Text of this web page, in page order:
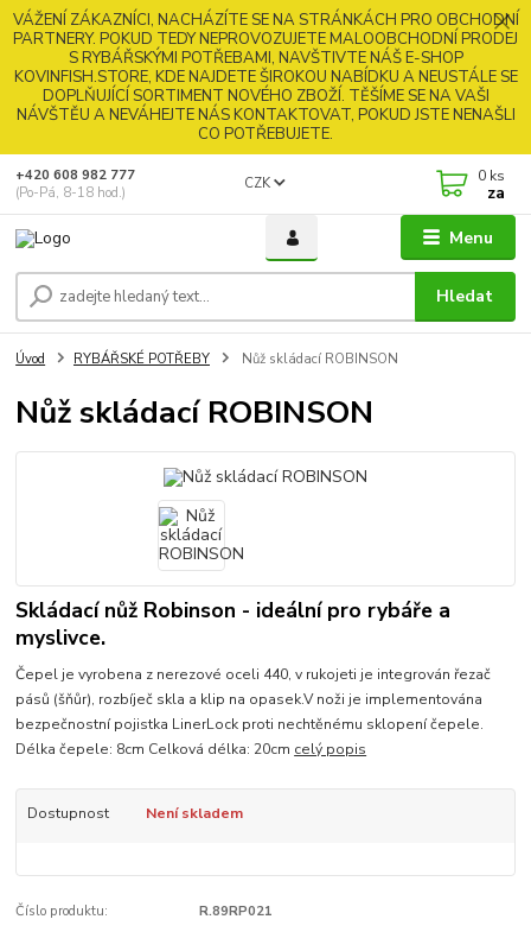
VÁŽENÍ ZÁKAZNÍCI, NACHÁZÍTE SE NA STRÁNKÁCH PRO OBCHODNÍ
PARTNERY. POKUD TEDY NEPROVOZUJETE MALOOBCHODNÍ PRODEJ
S RYBÁŘSKÝMI POTŘEBAMI, NAVŠTIVTE NÁŠ E-SHOP
KOVINFISH.STORE, KDE NAJDETE ŠIROKOU NABÍDKU A NEUSTÁLE SE
DOPLŇUJÍCÍ SORTIMENT NOVÉHO ZBOŽÍ. TĚŠÍME SE NA VAŠI
NÁVŠTĚU A NEVÁHEJTE NÁS KONTAKTOVAT, POKUD JSTE NENAŠLI
CO POTŘEBUJETE.
Menu
CZK
Hledat
+420 608 982 777
(Po-Pá, 8-18 hod.)
0 ks
za
Úvod RYBÁŘSKÉ POTŘEBY Nůž skládací ROBINSON
Nůž skládací ROBINSON
Skládací nůž Robinson - ideální pro rybáře a
myslivce.
Čepel je vyrobena z nerezové oceli 440, v rukojeti je integrován řezač
pásů (šňůr), rozbíječ skla a klip na opasek.V noži je implementována
bezpečnostní pojistka LinerLock proti nechtěnému sklopení čepele.
Délka čepele: 8cm Celková délka: 20cm celý popis
Dostupnost Není skladem
Číslo produktu: R.89RP021